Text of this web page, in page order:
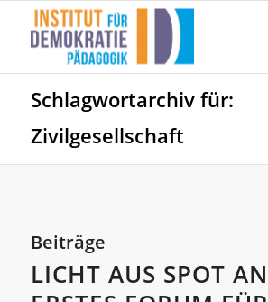
Schlagwortarchiv für:
Zivilgesellschaft
Beiträge
LICHT AUS SPOT